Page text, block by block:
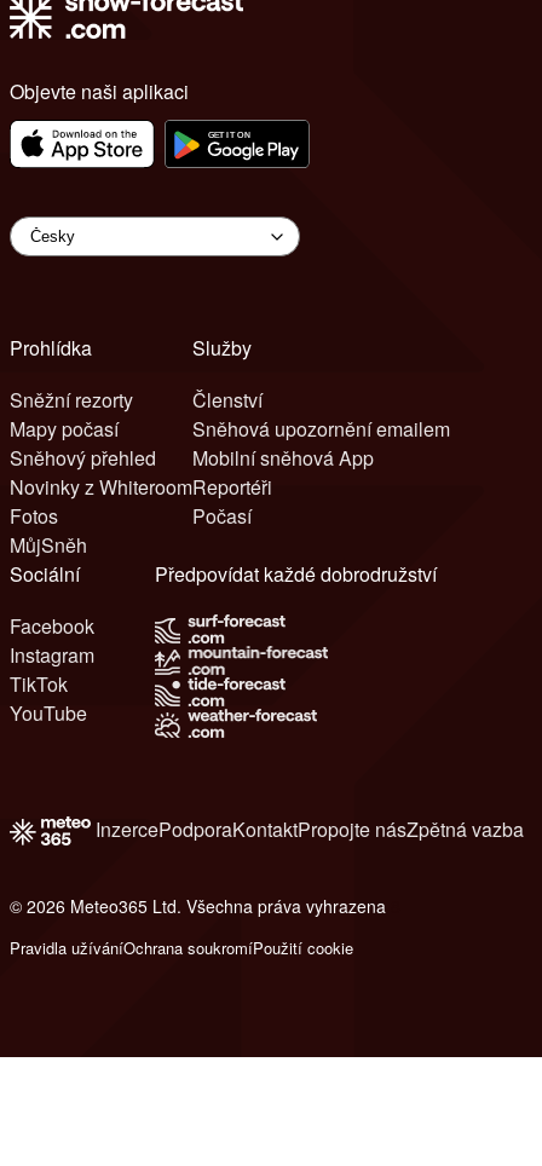
Objevte naši aplikaci
Prohlídka
Sněžní rezorty
Mapy počasí
Sněhový přehled
Novinky z Whiteroom
Fotos
MůjSněh
Služby
Členství
Sněhová upozornění emailem
Mobilní sněhová App
Reportéři
Počasí
Sociální
Facebook
Instagram
TikTok
YouTube
Předpovídat každé dobrodružství
InzercePodporaKontaktPropojte násZpětná vazba
© 2026 Meteo365 Ltd. Všechna práva vyhrazena
Pravidla užíváníOchrana soukromíPoužití cookie